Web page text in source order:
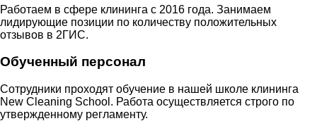
Работаем в сфере клининга с 2016 года. Занимаем
лидирующие позиции по количеству положительных
отзывов в 2ГИС.
Обученный персонал
Сотрудники проходят обучение в нашей школе клининга
New Cleaning School. Работа осуществляется строго по
утвержденному регламенту.